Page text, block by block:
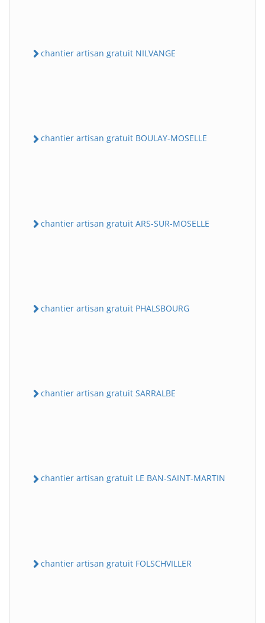
chantier artisan gratuit NILVANGE
chantier artisan gratuit BOULAY-MOSELLE
chantier artisan gratuit ARS-SUR-MOSELLE
chantier artisan gratuit PHALSBOURG
chantier artisan gratuit SARRALBE
chantier artisan gratuit LE BAN-SAINT-MARTIN
chantier artisan gratuit FOLSCHVILLER